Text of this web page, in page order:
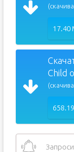
17.40
Child